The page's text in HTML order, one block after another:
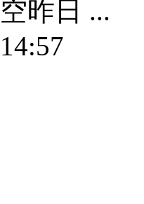
昨日 ...